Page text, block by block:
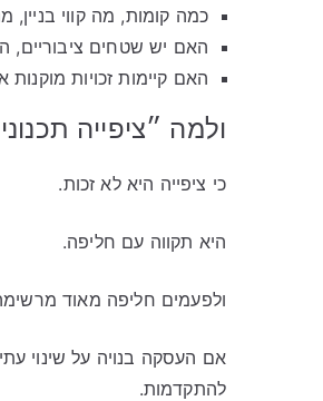
כמה קומות, מה קווי בניין,
האם יש שטחים ציבוריים,
האם קיימות זכויות מוקנות
ולמה ״ציפייה
כי ציפייה היא לא זכות.
היא תקווה עם חליפה.
ולפעמים חליפה מאוד
אם העסקה בנויה על שינוי
להתקדמות.